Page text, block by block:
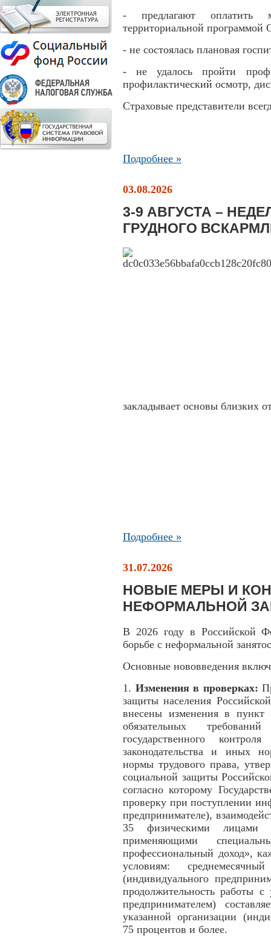
- предлагают оплатить
территориальной
- не состоялась плановая
- не удалось пройти
профилактический осмотр,
Страховые представители
Подробнее »
03.08.2026
3-9 АВГУСТА –
ГРУДНОГО
закладывает основы близких
Подробнее »
31.07.2026
НОВЫЕ МЕРЫ И
НЕФОРМАЛЬНОЙ
В 2026 году в Российской
борьбе с неформальной
Основные нововведения
1. Изменения в проверках:
защиты населения
внесены изменения в пункт
обязательных
государственного
законодательства и иных
нормы трудового права,
социальной защиты
согласно которому
проверку при поступлении
предпринимателе),
35 физическими лицами
применяющими
профессиональный доход»,
условиям:
(индивидуального
продолжительность работы
предпринимателем)
указанной организации
75 процентов и более.